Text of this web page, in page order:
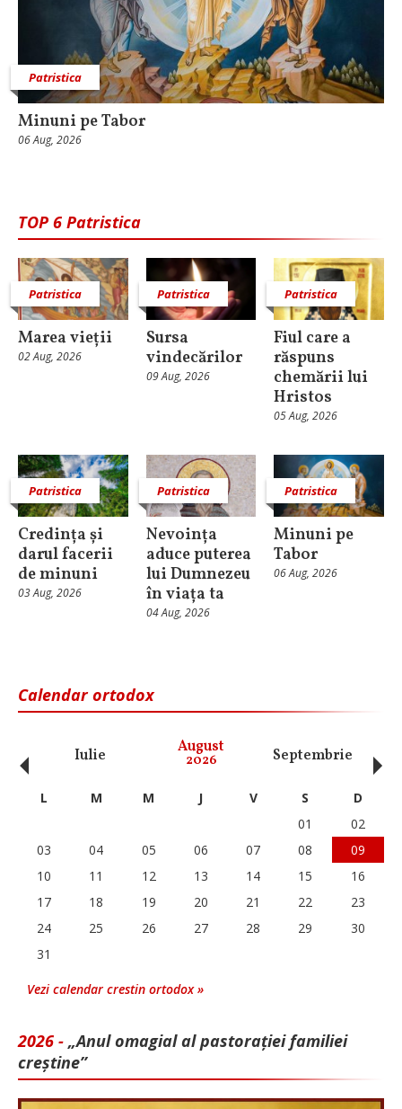
Patristica
Minuni pe Tabor
06 Aug, 2026
TOP 6 Patristica
Patristica
Marea vieții
02 Aug, 2026
Patristica
Sursa
vindecărilor
09 Aug, 2026
Patristica
Fiul care a
răspuns
chemării lui
Hristos
05 Aug, 2026
Patristica
Credința și
darul facerii
de minuni
03 Aug, 2026
Patristica
Nevoința
aduce puterea
lui Dumnezeu
în viața ta
04 Aug, 2026
Patristica
Minuni pe
Tabor
06 Aug, 2026
Calendar ortodox
Iulie August
2026 Septembrie
‹ L M M J V S
D
01
02
03
04 05 06 07 08
09
10
11 12 13 14 15
16
17
18 19 20 21 22
23
24
25 26 27 28 29
30
31
Vezi calendar crestin ortodox »
2026 - „Anul omagial al pastorației familiei
creștine”